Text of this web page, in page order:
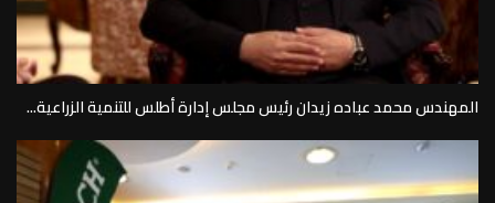
المهندس محمد عباده زيدان رئيس مجلس إدارة أطلس للتنمية الزراعية...